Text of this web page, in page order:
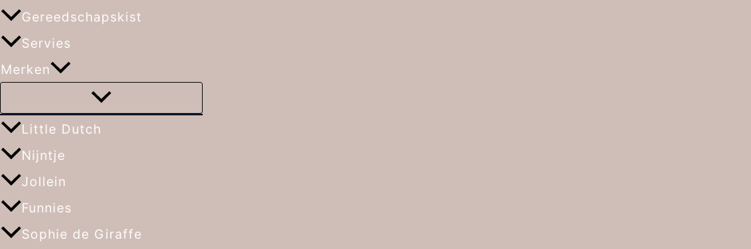
Gereedschapskist
Servies
Merken
Little Dutch
Nijntje
Jollein
Funnies
Sophie de Giraffe